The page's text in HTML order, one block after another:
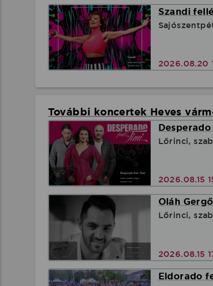
Szandi
2026.08.20
További koncertek Heves
Lőrinci,
2026.08.15
Oláh
Lőrinci,
2026.08.15
Eldorado